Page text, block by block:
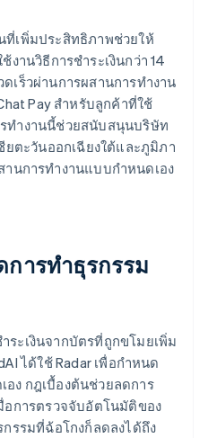
ที่เพิ่มประสิทธิภาพช่วยให้
งานวิธีการชำระเงินกว่า 14
เร็วผ่านการผสานการทำงาน
Pay สำหรับลูกค้าที่ใช้
ทำงานนี้ช่วยสนับสนุนบริษัท
ยตะวันออกเฉียงใต้และภูมิภา
านการทำงานแบบกำหนดเอง
การทำธุรกรรม
ระเงินจากบัตรที่ถูกขโมยเพิ่ม
ได้ใช้ Radar เพื่อกำหนด
ง กฎเบื้องต้นช่วยลดการ
อการตรวจจับอัตโนมัติของ
รรมที่ฉ้อโกงก็ลดลงได้ถึง